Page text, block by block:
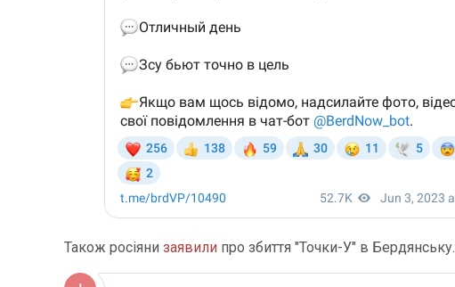
Також росіяни заявили про збиття "Точки-У" в Бердянську.